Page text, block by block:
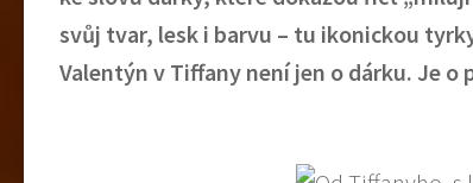
svůj tvar, lesk i barvu – tu ikonickou
Valentýn v Tiffany není jen o dárku. Je